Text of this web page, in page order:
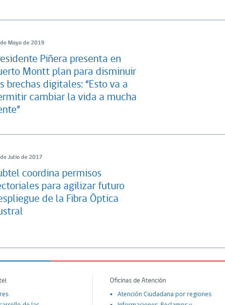
Mayo de 2019
Piñera presenta en
Montt plan para disminuir
brechas digitales: “Esto va a
cambiar la vida a mucha
Julio de 2017
coordina permisos
para agilizar futuro
de la Fibra Óptica
Oficinas de Atención
Atención Ciudadana por regiones